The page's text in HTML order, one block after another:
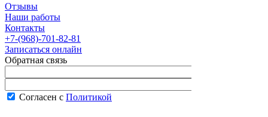
Отзывы
Наши работы
Контакты
+7-(968)-701-82-81
Записаться онлайн
Обратная связь
Согласен с Политикой